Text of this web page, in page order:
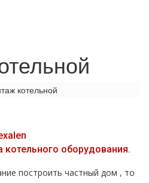
котельной
оборудования.
построить частный дoм , то